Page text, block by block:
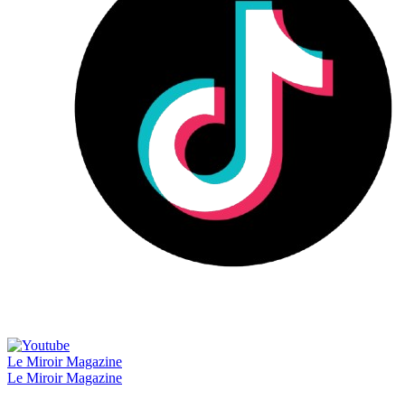
Le Miroir Magazine
Le Miroir Magazine